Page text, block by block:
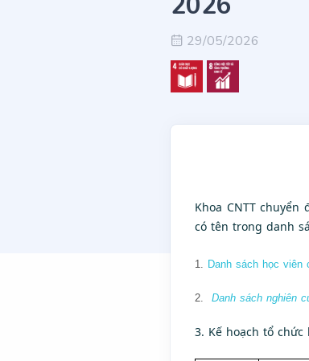
29/05/2026
Khoa CNTT chuyển
có tên trong danh
1. Danh sách học viên
2. Danh sách nghiên
3. Kế hoạch tổ